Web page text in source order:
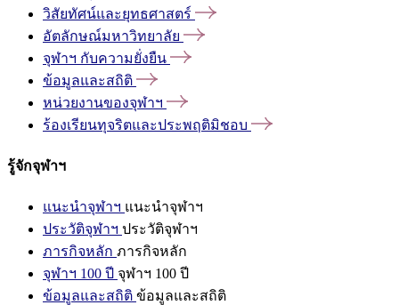
วิสัยทัศน์และยุทธศาสตร์
อัตลักษณ์มหาวิทยาลัย
จุฬาฯ กับความยั่งยืน
ข้อมูลและสถิติ
หน่วยงานของจุฬาฯ
ร้องเรียนทุจริตและประพฤติมิชอบ
รู้จักจุฬาฯ
แนะนำจุฬาฯ แนะนำจุฬาฯ
ประวัติจุฬาฯ ประวัติจุฬาฯ
ภารกิจหลัก ภารกิจหลัก
จุฬาฯ 100 ปี จุฬาฯ 100 ปี
ข้อมูลและสถิติ ข้อมูลและสถิติ